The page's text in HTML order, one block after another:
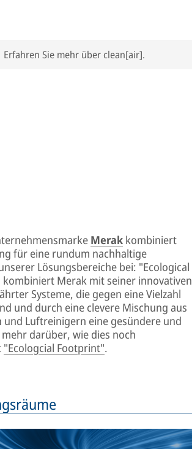
Erfahren Sie mehr über clean[air].
Merak kombiniert
für eine rundum nachhaltige
Lösungsbereiche bei: "Ecological
Merak mit seiner innovativen
Systeme, die gegen eine Vielzahl
und durch eine clevere Mischung aus
Luftreinigern eine gesündere und
darüber, wie dies noch
"Ecologcial Footprint".